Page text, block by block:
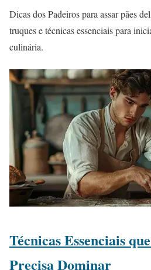
Dicas dos Padeiros para assar pães
truques e técnicas essenciais para
culinária.
Técnicas Essenciais
Precisa Dominar